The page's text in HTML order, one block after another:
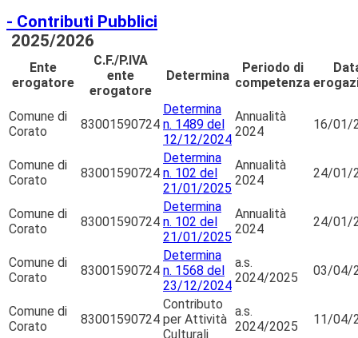
- Contributi Pubblici
2025/2026
Ente
erogatore
C.F./P.IVA
ente
erogatore
Determina
Periodo di
competenza
Comune di
Corato
83001590724
Determina
n. 1489 del
12/12/2024
Annualità
2024
16/01/
Comune di
Corato
83001590724
Determina
n. 102 del
21/01/2025
Annualità
2024
24/01/
Comune di
Corato
83001590724
Determina
n. 102 del
21/01/2025
Annualità
2024
24/01/
Comune di
Corato
83001590724
Determina
n. 1568 del
23/12/2024
a.s.
2024/2025
03/04/
Comune di
Corato
83001590724
Contributo
per Attività
Culturali
a.s.
2024/2025
11/04/